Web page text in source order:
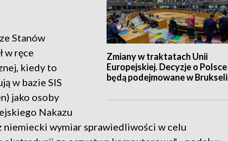
Zmiany w traktatach Unii
Europejskiej. Decyzje o Polsce
będą podejmowane w Brukseli
Stanów
w ręce
kiedy to
w bazie SIS
jako osoby
Nakazu
niemiecki wymiar sprawiedliwości w celu